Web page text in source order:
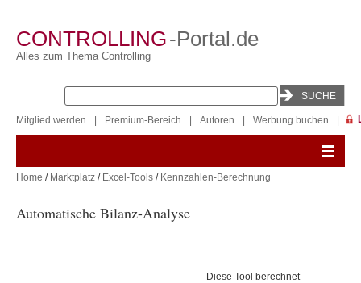
CONTROLLING-Portal.de
Alles zum Thema Controlling
Mitglied werden Premium-Bereich Autoren Werbung buchen
Home / Marktplatz / Excel-Tools / Kennzahlen-Berechnung
Automatische Bilanz-Analyse
Diese Tool berechnet